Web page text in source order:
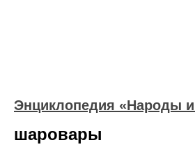
Энциклопедия «Народы
шаровары